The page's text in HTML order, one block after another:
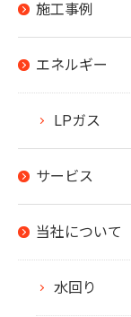
施工事例
エネルギー
LPガス
サービス
当社について
水回り